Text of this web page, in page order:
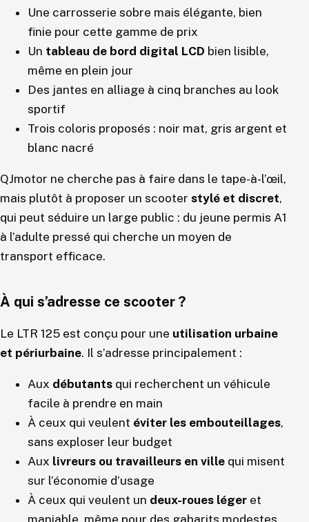
Une carrosserie sobre mais élégante, bien
finie pour cette gamme de prix
Un tableau de bord digital LCD bien lisible,
même en plein jour
Des jantes en alliage à cinq branches au look
sportif
Trois coloris proposés : noir mat, gris argent et
blanc nacré
QJmotor ne cherche pas à faire dans le tape-à-l’œil,
mais plutôt à proposer un scooter stylé et discret,
qui peut séduire un large public : du jeune permis A1
à l’adulte pressé qui cherche un moyen de
transport efficace.
À qui s’adresse ce scooter ?
Le LTR 125 est conçu pour une utilisation urbaine
et périurbaine. Il s’adresse principalement :
Aux débutants qui recherchent un véhicule
facile à prendre en main
À ceux qui veulent éviter les embouteillages,
sans exploser leur budget
Aux livreurs ou travailleurs en ville qui misent
sur l’économie d’usage
À ceux qui veulent un deux-roues léger et